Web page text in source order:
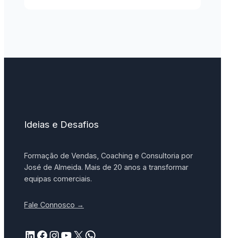
Ideias e Desafios
Formação de Vendas, Coaching e Consultoria por
José de Almeida. Mais de 20 anos a transformar
equipas comerciais.
Fale Connosco →
LinkedIn Facebook InstagramYouTube X WhatsApp